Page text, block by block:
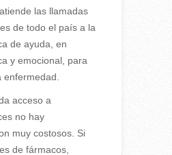
las llamadas
de todo el país a la
de ayuda, en
y emocional, para
acceso a
no hay
muy costosos. Si
de fármacos,